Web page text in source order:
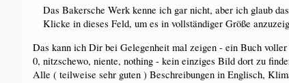
Das Bakersche Werk kenne ich gar nicht, aber ich glaub
Klicke in dieses Feld, um es in vollständiger Größe
Das kann ich Dir bei Gelegenheit mal zeigen - ein Buch
0, nitzschewo, niente, nothing - kein einziges Bild dort zu
Alle ( teilweise sehr guten ) Beschreibungen in Englisch,